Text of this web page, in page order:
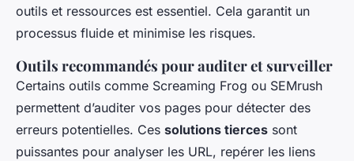
outils et ressources est essentiel. Cela garantit un
processus fluide et minimise les risques.
Outils recommandés pour auditer et surveiller
Certains outils comme Screaming Frog ou SEMrush
permettent d’auditer vos pages pour détecter des
erreurs potentielles. Ces solutions tierces sont
puissantes pour analyser les URL, repérer les liens